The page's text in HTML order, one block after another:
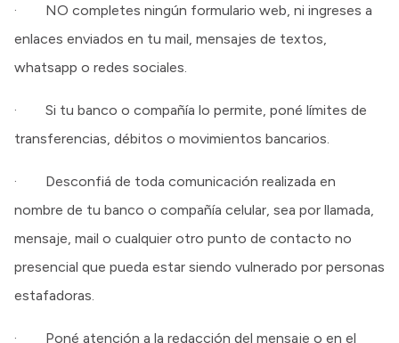
· NO completes ningún formulario web, ni ingreses a
enlaces enviados en tu mail, mensajes de textos,
whatsapp o redes sociales.
· Si tu banco o compañía lo permite, poné límites de
transferencias, débitos o movimientos bancarios.
· Desconfiá de toda comunicación realizada en
nombre de tu banco o compañía celular, sea por llamada,
mensaje, mail o cualquier otro punto de contacto no
presencial que pueda estar siendo vulnerado por personas
estafadoras.
· Poné atención a la redacción del mensaje o en el